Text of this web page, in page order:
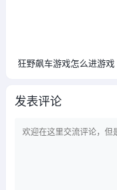
狂野飙车游戏怎么进游戏
发表评论